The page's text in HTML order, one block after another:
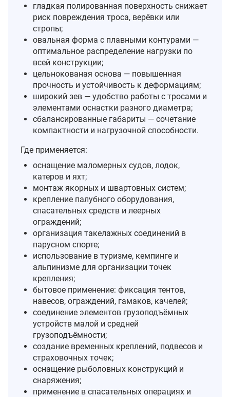
гладкая полированная поверхность снижает
риск повреждения троса, верёвки или
стропы;
овальная форма с плавными контурами —
оптимальное распределение нагрузки по
всей конструкции;
цельнокованая основа — повышенная
прочность и устойчивость к деформациям;
широкий зев — удобство работы с тросами и
элементами оснастки разного диаметра;
сбалансированные габариты — сочетание
компактности и нагрузочной способности.
Где применяется:
оснащение маломерных судов, лодок,
катеров и яхт;
монтаж якорных и швартовных систем;
крепление палубного оборудования,
спасательных средств и леерных
ограждений;
организация такелажных соединений в
парусном спорте;
использование в туризме, кемпинге и
альпинизме для организации точек
крепления;
бытовое применение: фиксация тентов,
навесов, ограждений, гамаков, качелей;
соединение элементов грузоподъёмных
устройств малой и средней
грузоподъёмности;
создание временных креплений, подвесов и
страховочных точек;
оснащение рыболовных конструкций и
снаряжения;
применение в спасательных операциях и